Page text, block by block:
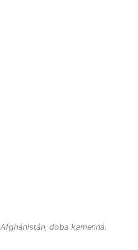
Afghánistán, doba kamenná.